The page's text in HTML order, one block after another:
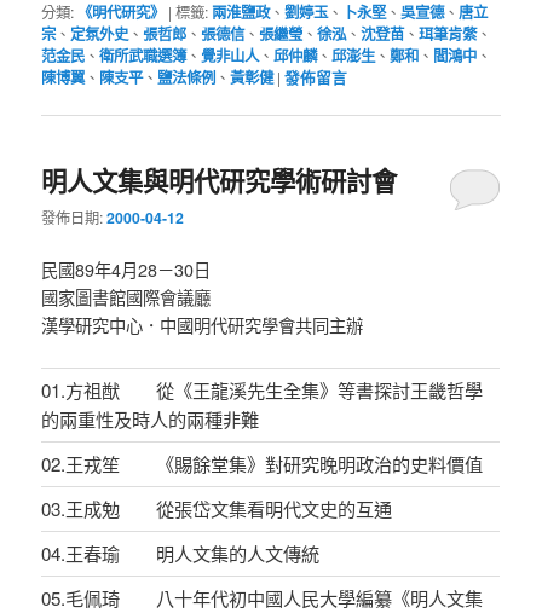
分類: 《明代研究》 |標籤:兩淮鹽政、劉婷玉、 卜永堅、吳宣德、 唐立
宗、 定氛外史 、張哲郎 、張德信、張繼瑩 、徐泓、沈登苗、珥筆肯綮、
范金民 、衛所武職選簿、 覺非山人 、邱仲麟、邱澎生 、鄭和 、 閻鴻中 、
陳博翼、 陳支平、 鹽法條例 、黃彰健 |發佈留言
明人文集與明代研究學術研討會
發佈日期:2000-04-12
民國89年4月28－30日
國家圖書館國際會議廳
漢學研究中心．中國明代研究學會共同主辦
01.方祖猷 從《王龍溪先生全集》等書探討王畿哲學
的兩重性及時人的兩種非難
02.王戎笙 《賜餘堂集》對研究晚明政治的史料價值
03.王成勉 從張岱文集看明代文史的互通
04.王春瑜 明人文集的人文傳統
05.毛佩琦 八十年代初中國人民大學編纂《明人文集